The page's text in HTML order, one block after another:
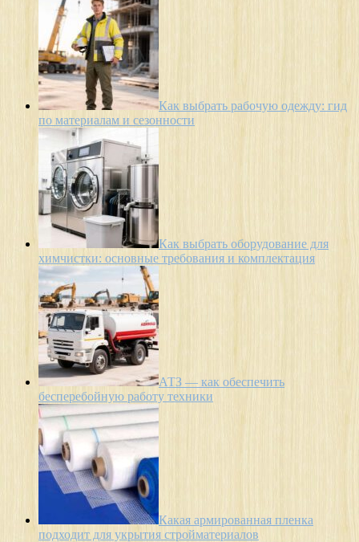
Как выбрать рабочую одежду: гид
по материалам и сезонности
Как выбрать оборудование для
химчистки: основные требования и комплектация
АТЗ — как обеспечить
бесперебойную работу техники
Какая армированная пленка
подходит для укрытия стройматериалов